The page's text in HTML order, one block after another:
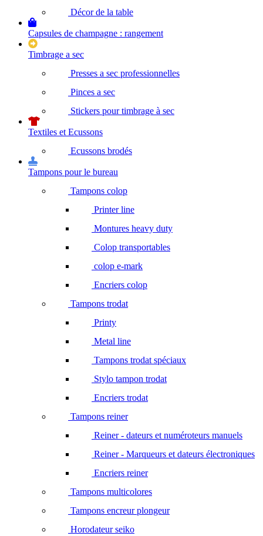
Décor de la table
Capsules de champagne : rangement
Timbrage a sec
Presses a sec professionnelles
Pinces a sec
Stickers pour timbrage à sec
Textiles et Ecussons
Ecussons brodés
Tampons pour le bureau
Tampons colop
Printer line
Montures heavy duty
Colop transportables
colop e-mark
Encriers colop
Tampons trodat
Printy
Metal line
Tampons trodat spéciaux
Stylo tampon trodat
Encriers trodat
Tampons reiner
Reiner - dateurs et numéroteurs manuels
Reiner - Marqueurs et dateurs électroniques
Encriers reiner
Tampons multicolores
Tampons encreur plongeur
Horodateur seiko